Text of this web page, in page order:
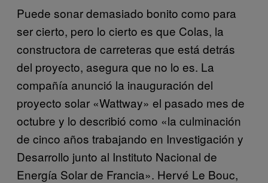
Puede sonar demasiado bonito como para
ser cierto, pero lo cierto es que Colas, la
constructora de carreteras que está detrás
del proyecto, asegura que no lo es. La
compañía anunció la inauguración del
proyecto solar «Wattway» el pasado mes de
octubre y lo describió como «la culminación
de cinco años trabajando en Investigación y
Desarrollo junto al Instituto Nacional de
Energía Solar de Francia». Hervé Le Bouc,